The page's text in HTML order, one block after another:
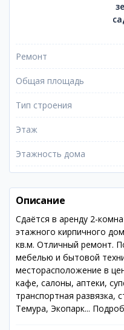
Ремонт
Общая площадь
Тип строения
Этаж
Этажность дома
Описание
Сдаётся в аренду 2-
этажного кирпичного
кв.м. Отличный ремонт.
мебелью и бытовой
месторасположение в
кафе, салоны, аптеки,
транспортная развязка,
Темура, Экопарк...